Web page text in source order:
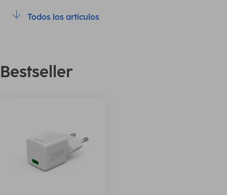
Todos los artículos
Bestseller